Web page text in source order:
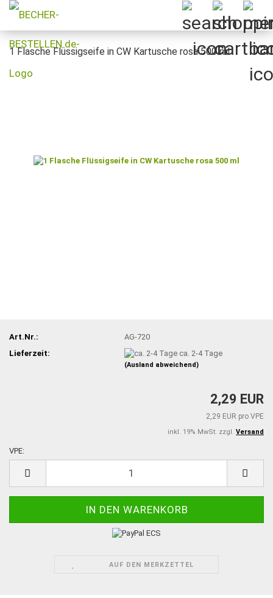
1 Flasche Flüssigseife in CW Kartusche rosa 500 ml
Art.Nr.:
AG-720
Lieferzeit:
ca. 2-4 Tage
(Ausland abweichend)
2,29 EUR
2,29 EUR pro VPE
inkl. 19% MwSt. zzgl. Versand
VPE:
AUF DEN MERKZETTEL